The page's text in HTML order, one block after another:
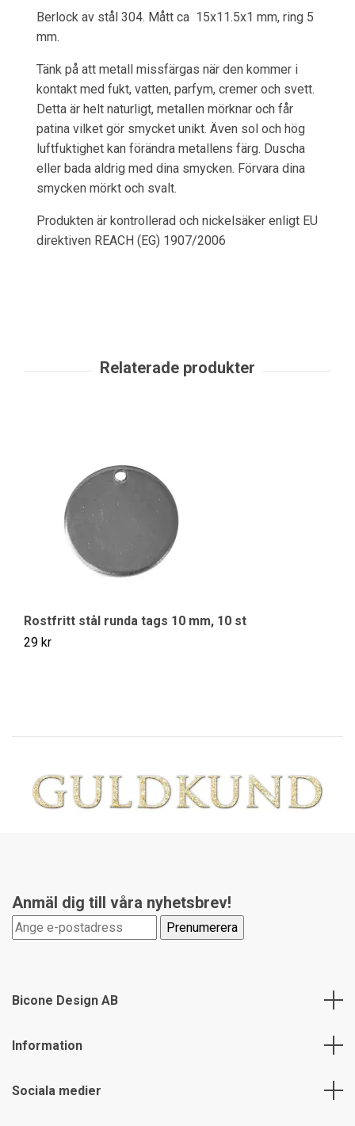
Berlock av stål 304. Mått ca 15x11.5x1 mm, ring 5
mm.
Tänk på att metall missfärgas när den kommer i
kontakt med fukt, vatten, parfym, cremer och svett.
Detta är helt naturligt, metallen mörknar och får
patina vilket gör smycket unikt. Även sol och hög
luftfuktighet kan förändra metallens färg. Duscha
eller bada aldrig med dina smycken. Förvara dina
smycken mörkt och svalt.
Produkten är kontrollerad och nickelsäker enligt EU
direktiven REACH (EG) 1907/2006
Rostfritt stål runda tags 10 mm, 10 st
29 kr
Anmäl dig till våra nyhetsbrev!
Bicone Design AB
Information
Sociala medier